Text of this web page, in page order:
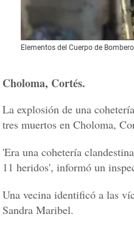
Elementos del Cuerpo de
Choloma, Cortés.
La explosión de una
tres muertos en Choloma,
'Era una cohetería
11 heridos', informó un
Una vecina identificó a las
Sandra Maribel.